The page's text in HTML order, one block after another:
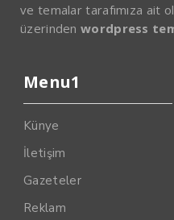
ve temalar tarafımıza ait
üzerinden wordpress
Menu1
Künye
İletişim
Gazeteler
Reklam